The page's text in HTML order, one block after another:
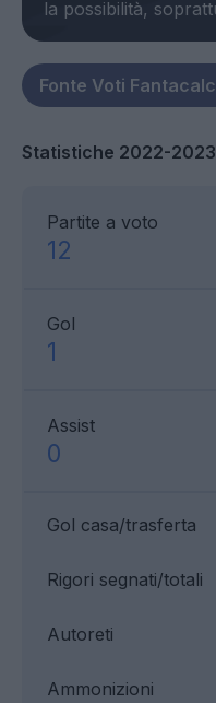
Statistiche 2022-2023
Partite a voto
12
Gol
1
Assist
0
Gol casa/trasferta
Ammonizioni
Rigori segnati/totali
Autoreti